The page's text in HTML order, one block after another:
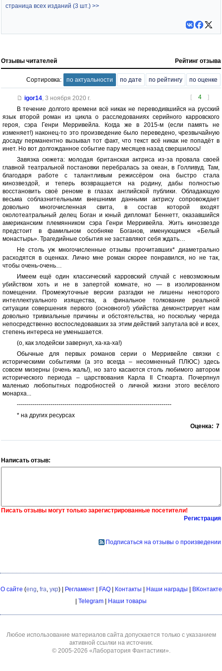
страница всех изданий (3 шт.) >>
Отзывы читателей Рейтинг отзыва
Сортировка: по актуальности по дате по рейтингу по оценке
[ 4 ]
igor14, 3 ноября 2020 г.
В течение долгого времени всё никак не переводившийся на русский
язык второй роман из цикла о расследованиях серийного карровского
героя, сэра Генри Мерривейла. Когда же в 2015-м (если память не
изменяет!) наконец-то это произведение было переведено, чрезвычайную
досаду перманентно вызывал тот факт, что текст всё никак не попадёт в
инет. Но вот долгожданное событие пару месяцев назад свершилось!
Завязка сюжета: молодая британская актриса из-за провала своей
главной театральной постановки перебралась за океан, в Голливуд. Там,
благодаря работе с талантливым режиссёром она быстро стала
кинозвездой, и теперь возвращается на родину, дабы полностью
восстановить своё реноме в глазах английской публики. Обладающую
весьма соблазнительными внешними данными актрису сопровождает
довольно многочисленная свита, в состав которой входят
околотеатральный делец Боган и юный дипломат Беннетт, оказавшийся
американским племянником сэра Генри Мерривейла. Жить кинозвезде
предстоит в фамильном особняке Боганов, именующимся «Белый
монастырь». Трагедийные события не заставляют себя ждать…
Не столь уж многочисленные отзывы прочитавших* диаметрально
расходятся в оценках. Лично мне роман скорее понравился, но не так,
чтобы очень-очень…
Имеем ещё один классический карровский случай с невозможным
убийством хоть и не в запертой комнате, но — в изолированном
помещении. Промежуточные версии разгадки не лишены некоторого
интеллектуального изящества, а финальное толкование реальной
ситуации совершения первого (основного!) убийства демонстрирует нам
довольно тривиальные причины и обстоятельства, но поскольку череда
непосредственно воспоследовавших за этим действий запутала всё и всех,
степень интереса не уменьшается.
(о, как злодейски завернул, ха-ха-ха!)
Обычные для первых романов серии о Мерривейле связки с
историческими событиями (а это всегда – несомненный ПЛЮС) здесь
совсем мизерны (очень жаль!), но зато касаются столь любимого автором
исторического периода – царствования Карла II Стюарта. Почерпнул
маленько любопытных подробностей о личной жизни этого весёлого
монарха...
------------------------------------------------------------------------------
* на других ресурсах
Оценка: 7
Написать отзыв:
Писать отзывы могут только зарегистрированные посетители!
Регистрация
Подписаться на отзывы о произведении
О сайте (eng fra укр) | Регламент| FAQ| Контакты | Наши награды | ВКонтакте
| Telegram | Наши товары
Любое использование материалов сайта допускается только с указанием
активной ссылки на источник.
© 2005-2026 «Лаборатория Фантастики»